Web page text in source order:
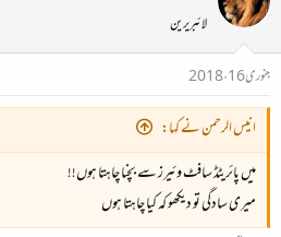
لائبریرین
جنوری 16، 2018
انیس الرحمن نے کہا:
میں پائریٹڈ سافٹ وئیرز سے بچنا چاہتا ہوں!!
میری سادگی تو دیکھو کہ کیا چاہتا ہوں